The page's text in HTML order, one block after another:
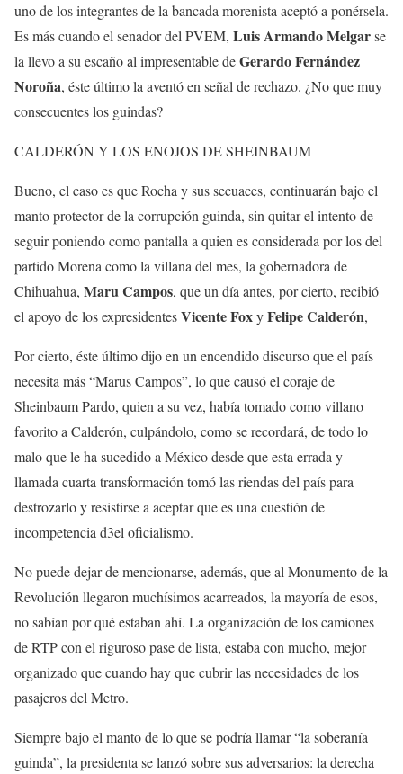
uno de los integrantes de la bancada morenista aceptó a ponérsela.
Es más cuando el senador del PVEM, Luis Armando Melgarse
la llevo a su escaño al impresentable deGerardo Fernández
Noroña, éste último la aventó en señal de rechazo. ¿No que muy
consecuentes los guindas?
CALDERÓN Y LOS ENOJOS DE SHEINBAUM
Bueno, el caso es que Rocha y sus secuaces, continuarán bajo el
manto protector de la corrupción guinda, sin quitar el intento de
seguir poniendo como pantalla a quien es considerada por los del
partido Morena como la villana del mes, la gobernadora de
Chihuahua, Maru Campos, que un día antes, por cierto, recibió
el apoyo de los expresidentesVicente FoxyFelipe Calderón,
Por cierto, éste último dijo en un encendido discurso que el país
necesita más “Marus Campos”, lo que causó el coraje de
Sheinbaum Pardo, quien a su vez, había tomado como villano
favorito a Calderón, culpándolo, como se recordará, de todo lo
malo que le ha sucedido a México desde que esta errada y
llamada cuarta transformación tomó las riendas del país para
destrozarlo y resistirse a aceptar que es una cuestión de
incompetencia d3el oficialismo.
No puede dejar de mencionarse, además, que al Monumento de la
Revolución llegaron muchísimos acarreados, la mayoría de esos,
no sabían por qué estaban ahí. La organización de los camiones
de RTP con el riguroso pase de lista, estaba con mucho, mejor
organizado que cuando hay que cubrir las necesidades de los
pasajeros del Metro.
Siempre bajo el manto de lo que se podría llamar “la soberanía
guinda”, la presidenta se lanzó sobre sus adversarios: la derecha